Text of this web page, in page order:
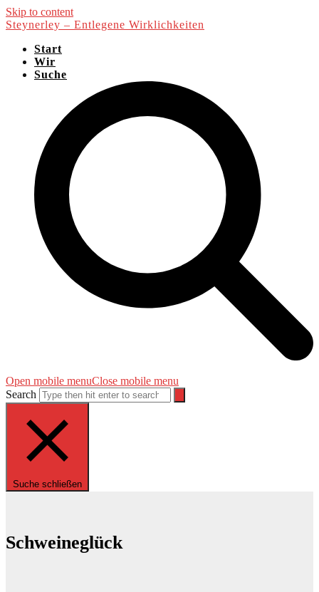
Skip to content
Steynerley – Entlegene Wirklichkeiten
Start
Wir
Suche
Open mobile menuClose mobile menu
Search
Suche schließen
Schweineglück